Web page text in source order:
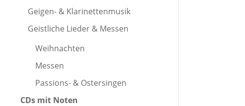
Geigen- & Klarinettenmusik
Geistliche Lieder & Messen
Weihnachten
Messen
Passions- & Ostersingen
CDs mit Noten